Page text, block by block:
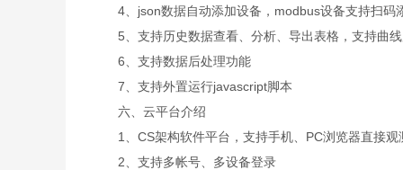
4、json数据自动添加设备，modbus设备支持扫码
5、支持历史数据查看、分析、导出表格，支持曲线
6、支持数据后处理功能
7、支持外置运行javascript脚本
六、云平台介绍
1、CS架构软件平台，支持手机、PC浏览器直接观
2、支持多帐号、多设备登录